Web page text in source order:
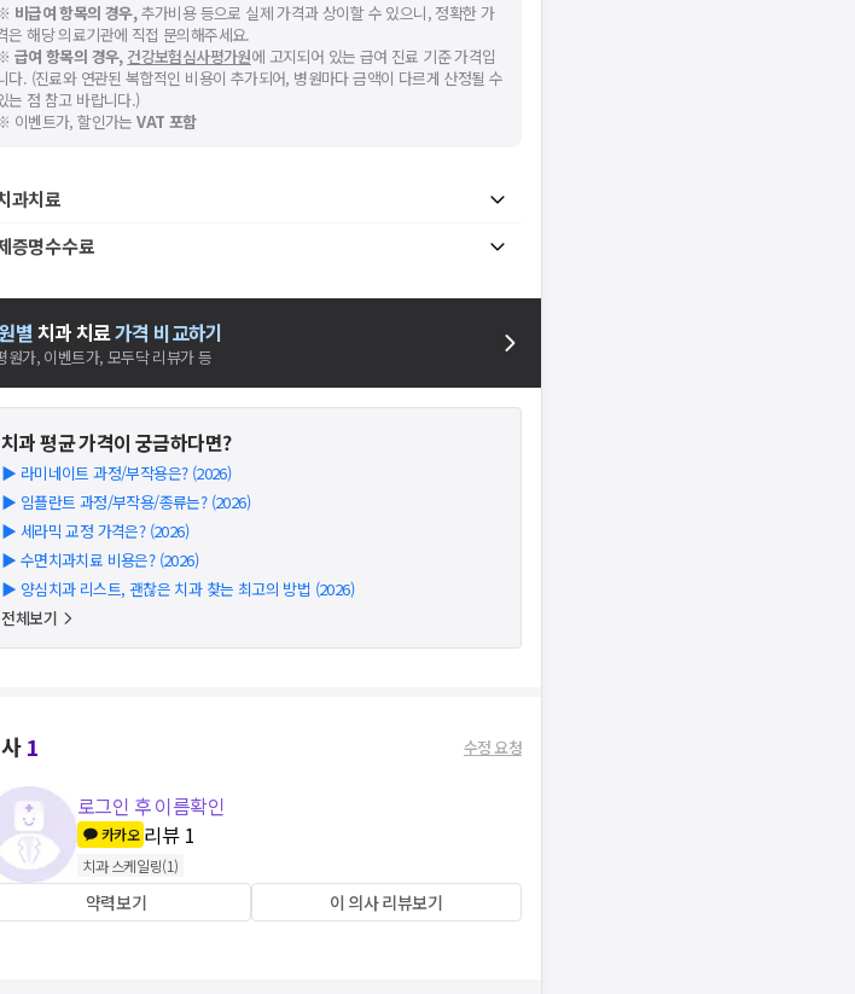
비급여 항목의 경우,추가비용 등으로 실제 가격과 상이할 수 있으니, 정확한 가
은 해당 의료기관에 직접 문의해주세요.
급여 항목의 경우, 건강보험심사평가원에 고지되어 있는 급여 진료 기준 가격입
다. (진료와 연관된 복합적인 비용이 추가되어, 병원마다 금액이 다르게 산정될 수
는 점 참고 바랍니다.)
이벤트가, 할인가는VAT 포함
과치료
증명수수료
별 치과치료가격 비교하기
원가, 이벤트가, 모두닥 리뷰가 등
치과평균 가격이 궁금하다면?
▶ 라미네이트 과정/부작용은? (2026)
▶ 임플란트 과정/부작용/종류는? (2026)
▶ 세라믹 교정 가격은? (2026)
▶ 수면치과치료 비용은? (2026)
▶ 양심치과 리스트, 괜찮은 치과 찾는 최고의 방법 (2026)
전체보기
1 수정 요청
로그인 후 이름확인
카카오 리뷰 1
치과 스케일링(1)
약력보기 이 의사 리뷰보기